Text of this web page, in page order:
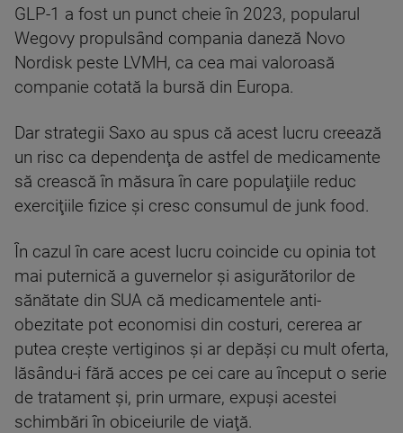
GLP-1 a fost un punct cheie în 2023, popularul
Wegovy propulsând compania daneză Novo
Nordisk peste LVMH, ca cea mai valoroasă
companie cotată la bursă din Europa.
Dar strategii Saxo au spus că acest lucru creează
un risc ca dependenţa de astfel de medicamente
să crească în măsura în care populaţiile reduc
exerciţiile fizice şi cresc consumul de junk food.
În cazul în care acest lucru coincide cu opinia tot
mai puternică a guvernelor şi asigurătorilor de
sănătate din SUA că medicamentele anti-
obezitate pot economisi din costuri, cererea ar
putea creşte vertiginos şi ar depăşi cu mult oferta,
lăsându-i fără acces pe cei care au început o serie
de tratament şi, prin urmare, expuşi acestei
schimbări în obiceiurile de viaţă.